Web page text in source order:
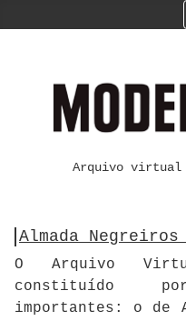
Arquivo virtual
Almada
O Arquivo
constituído
importantes: o de